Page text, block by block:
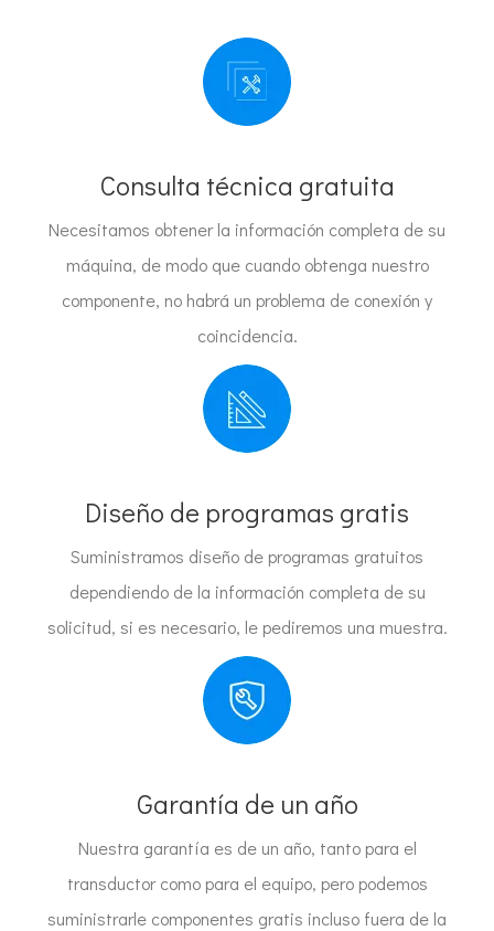
Consulta técnica gratuita
Necesitamos obtener la información completa de su
máquina, de modo que cuando obtenga nuestro
componente, no habrá un problema de conexión y
coincidencia.
Diseño de programas gratis
Suministramos diseño de programas gratuitos
dependiendo de la información completa de su
solicitud, si es necesario, le pediremos una muestra.
Garantía de un año
Nuestra garantía es de un año, tanto para el
transductor como para el equipo, pero podemos
suministrarle componentes gratis incluso fuera de la